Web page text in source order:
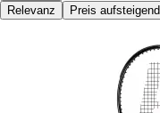
Relevanz
Preis aufsteigend